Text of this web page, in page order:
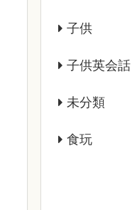
子供
子供英会話
未分類
食玩